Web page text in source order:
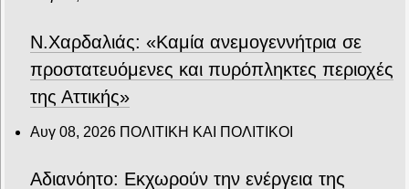
Ν.Χαρδαλιάς: «Καμία ανεμογεννήτρια σε
προστατευόμενες και πυρόπληκτες περιοχές
της Αττικής»
Αυγ 08, 2026 ΠΟΛΙΤΙΚΗ ΚΑΙ ΠΟΛΙΤΙΚΟΙ
Αδιανόητο: Εκχωρούν την ενέργεια της